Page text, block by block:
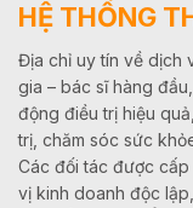
HỆ THỐNG
Địa chỉ uy tín về dịch
gia – bác sĩ hàng
động điều trị hiệu
trị, chăm sóc sức
Các đối tác được
vị kinh doanh độc